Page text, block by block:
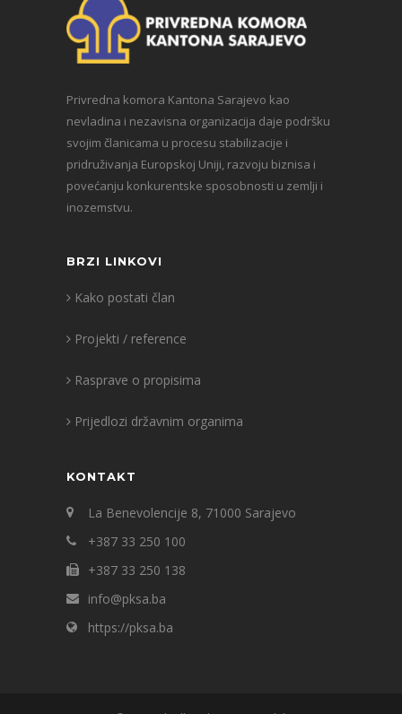
Privredna komora Kantona Sarajevo kao
nevladina i nezavisna organizacija daje podršku
svojim članicama u procesu stabilizacije i
pridruživanja Europskoj Uniji, razvoju biznisa i
povećanju konkurentske sposobnosti u zemlji i
inozemstvu.
BRZI LINKOVI
Kako postati član
Projekti / reference
Rasprave o propisima
Prijedlozi državnim organima
KONTAKT
La Benevolencije 8, 71000 Sarajevo
+387 33 250 100
+387 33 250 138
info@pksa.ba
https://pksa.ba